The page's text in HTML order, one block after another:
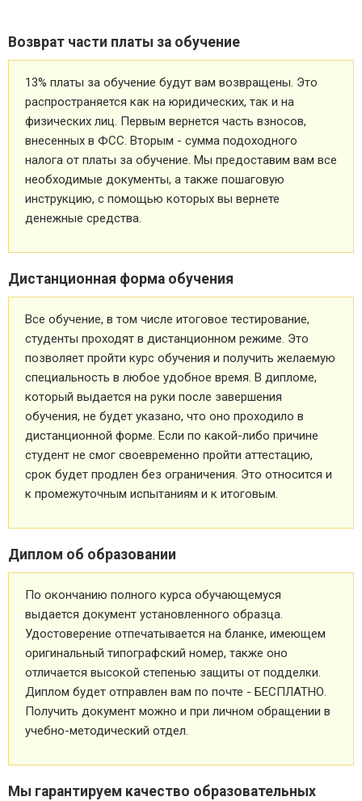
Возврат части платы за обучение
13% платы за обучение будут вам возвращены. Это
распространяется как на юридических, так и на
физических лиц. Первым вернется часть взносов,
внесенных в ФСС. Вторым - сумма подоходного
налога от платы за обучение. Мы предоставим вам все
необходимые документы, а также пошаговую
инструкцию, с помощью которых вы вернете
денежные средства.
Дистанционная форма обучения
Все обучение, в том числе итоговое тестирование,
студенты проходят в дистанционном режиме. Это
позволяет пройти курс обучения и получить желаемую
специальность в любое удобное время. В дипломе,
который выдается на руки после завершения
обучения, не будет указано, что оно проходило в
дистанционной форме. Если по какой-либо причине
студент не смог своевременно пройти аттестацию,
срок будет продлен без ограничения. Это относится и
к промежуточным испытаниям и к итоговым.
Диплом об образовании
По окончанию полного курса обучающемуся
выдается документ установленного образца.
Удостоверение отпечатывается на бланке, имеющем
оригинальный типографский номер, также оно
отличается высокой степенью защиты от подделки.
Диплом будет отправлен вам по почте - БЕСПЛАТНО.
Получить документ можно и при личном обращении в
учебно-методический отдел.
Мы гарантируем качество образовательных